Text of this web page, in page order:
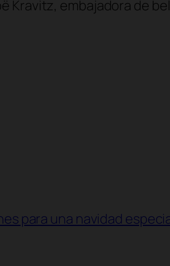
Kravitz, embajadora de
para una navidad